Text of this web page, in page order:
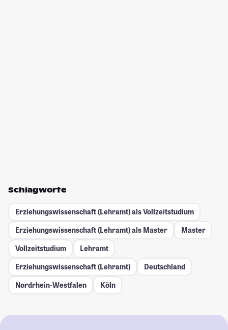
Schlagworte
Erziehungswissenschaft (Lehramt) als Vollzeitstudium
Erziehungswissenschaft (Lehramt) als Master
Master
Vollzeitstudium
Lehramt
Erziehungswissenschaft (Lehramt)
Deutschland
Nordrhein-Westfalen
Köln